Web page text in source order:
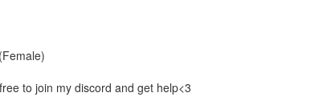
to join my discord and get help<3